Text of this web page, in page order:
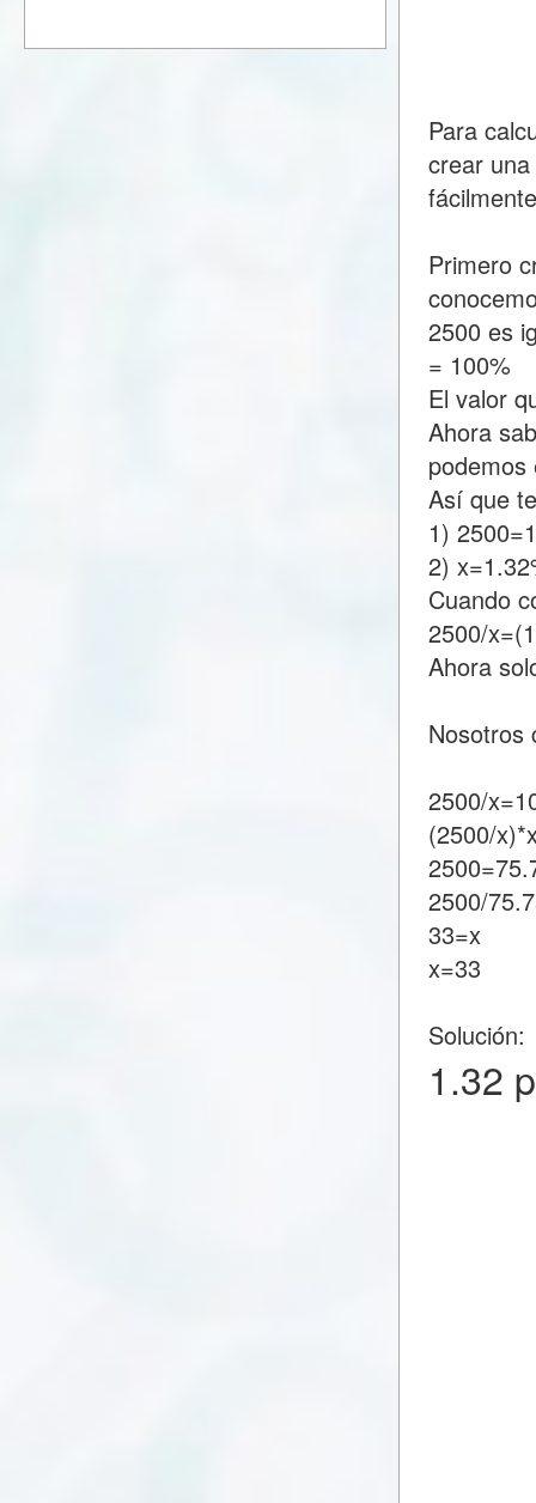
Para
crear
Primero
2500 es
= 100%
El valor
Ahora
Así que
1)
2)
Cuando
2500/
Ahora
Nosotros
2500/
(2500/
2500/
33=x
x=33
Solución:
1.32